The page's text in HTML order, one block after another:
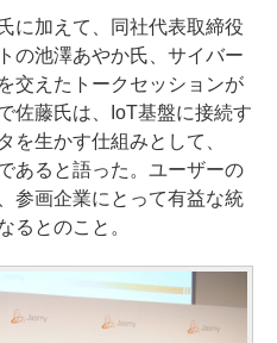
に加えて、同社代表取締役
の池澤あやか氏、サイバー
交えたトークセッションが
佐藤氏は、IoT基盤に接続す
を生かす仕組みとして、
あると語った。ユーザーの
参画企業にとって有益な統
るとのこと。